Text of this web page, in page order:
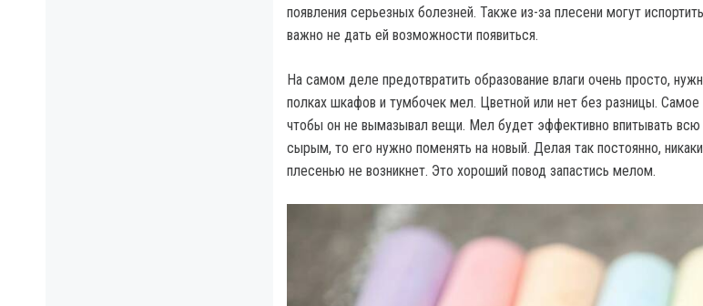
появления серьезных болезней. Также из-за плесени могут
важно не дать ей возможности появиться.
На самом деле предотвратить образование влаги очень просто,
полках шкафов и тумбочек мел. Цветной или нет без разницы. Самое
чтобы он не вымазывал вещи. Мел будет эффективно впитывать всю
сырым, то его нужно поменять на новый. Делая так постоянно,
плесенью не возникнет. Это хороший повод запастись мелом.